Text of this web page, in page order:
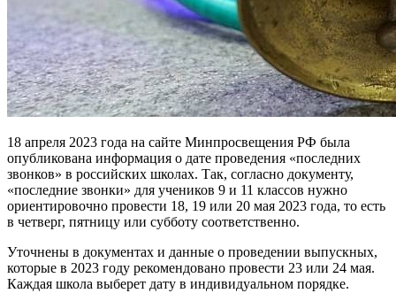
18 апреля 2023 года на сайте Минпросвещения РФ была
опубликована информация о дате проведения «последних
звонков» в российских школах. Так, согласно документу,
«последние звонки» для учеников 9 и 11 классов нужно
ориентировочно провести 18, 19 или 20 мая 2023 года, то есть
в четверг, пятницу или субботу соответственно.
Уточнены в документах и данные о проведении выпускных,
которые в 2023 году рекомендовано провести 23 или 24 мая.
Каждая школа выберет дату в индивидуальном порядке.